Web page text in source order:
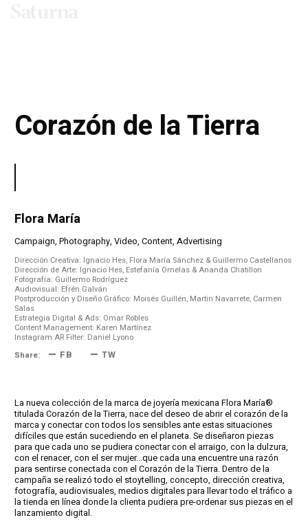
Corazón de la Tierra
Flora María
Campaign, Photography, Video, Content, Advertising
Dirección Creativa: Ignacio Hes, Flora María Sánchez & Guillermo Castellanos
Dirección de Arte: Ignacio Hes, Estefanía Ornelas & Ananda Chatillon
Fotografía: Guillermo Rodríguez
Audiovisual: Efrén Galván
Postproducción y Diseño Gráfico: Moisés Guillén, Martin Navarrete, Carmen
Salas
Estrategia Digital & Ads: Omar Robles
Content Management: Karen Martínez
Instagram AR Filter: Daniel Lyono
Share:
FB TW
La nueva colección de la marca de joyería mexicana Flora María®
titulada Corazón de la Tierra, nace del deseo de abrir el corazón de la
marca y conectar con todos los sensibles ante estas situaciones
difíciles que están sucediendo en el planeta. Se diseñaron piezas
para que cada uno se pudiera conectar con el arraigo, con la dulzura,
con el renacer, con el ser mujer...que cada una encuentre una razón
para sentirse conectada con el Corazón de la Tierra. Dentro de la
campaña se realizó todo el stoytelling, concepto, dirección creativa,
fotografía, audiovisuales, medios digitales para llevar todo el tráfico a
la tienda en línea donde la clienta pudiera pre-ordenar sus piezas en el
lanzamiento digital.